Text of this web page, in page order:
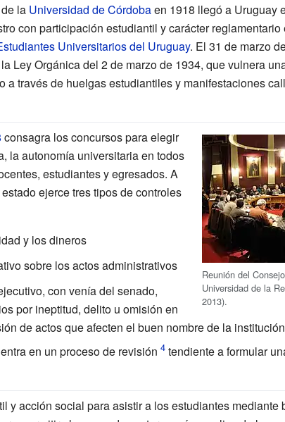
la Universidad de Córdobaen 1918 llegó a Uruguay
con participación estudiantil y carácter
Universitarios del Uruguay. El 31 de marzo
Ley Orgánica del 2 de marzo de 1934, que vulnera
a través de huelgas estudiantiles y manifestaciones
Reunión del
Universidad de la
2013).
consagra los concursos para elegir
la autonomía universitaria en todos
estudiantes y egresados. A
ejerce tres tipos de controles
y los dineros
sobre los actos administrativos
con venía del senado,
por ineptitud, delito u omisión en
de actos que afecten el buen nombre de la
en un proceso de revisión tendiente a formular
y acción social para asistir a los estudiantes mediante